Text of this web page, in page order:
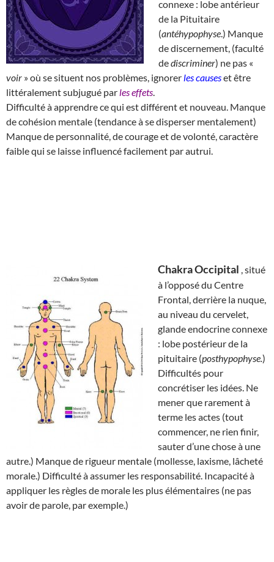
connexe : lobe antérieur
de la Pituitaire
(antéhypophyse.) Manque
de discernement, (faculté
dediscriminer) ne pas «
voir » où se situent nos problèmes, ignorer les causeset être
littéralement subjugué par les effets
Difficulté à apprendre ce qui est différent et nouveau. Manque
de cohésion mentale (tendance à se disperser mentalement)
Manque de personnalité, de courage et de volonté, caractère
faible qui se laisse influencé facilement par autrui.
Chakra Occipital , situé
à l’opposé du Centre
Frontal, derrière la nuque,
au niveau du cervelet,
glande endocrine connexe
: lobe postérieur de la
pituitaire (posthypophyse.)
Difficultés pour
concrétiser les idées. Ne
mener que rarement à
terme les actes (tout
commencer, ne rien finir,
sauter d’une chose à une
autre.) Manque de rigueur mentale (mollesse, laxisme, lâcheté
morale.) Difficulté à assumer les responsabilité. Incapacité à
appliquer les règles de morale les plus élémentaires (ne pas
avoir de parole, par exemple.)